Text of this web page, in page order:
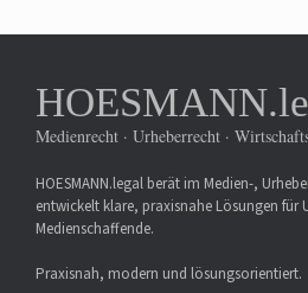
Medienrecht · Urheberrecht ·
HOESMANN.legal berät im Medien-,
entwickelt klare, praxisnahe Lösungen für
Medienschaffende.
Praxisnah, modern und lösungsorientiert.